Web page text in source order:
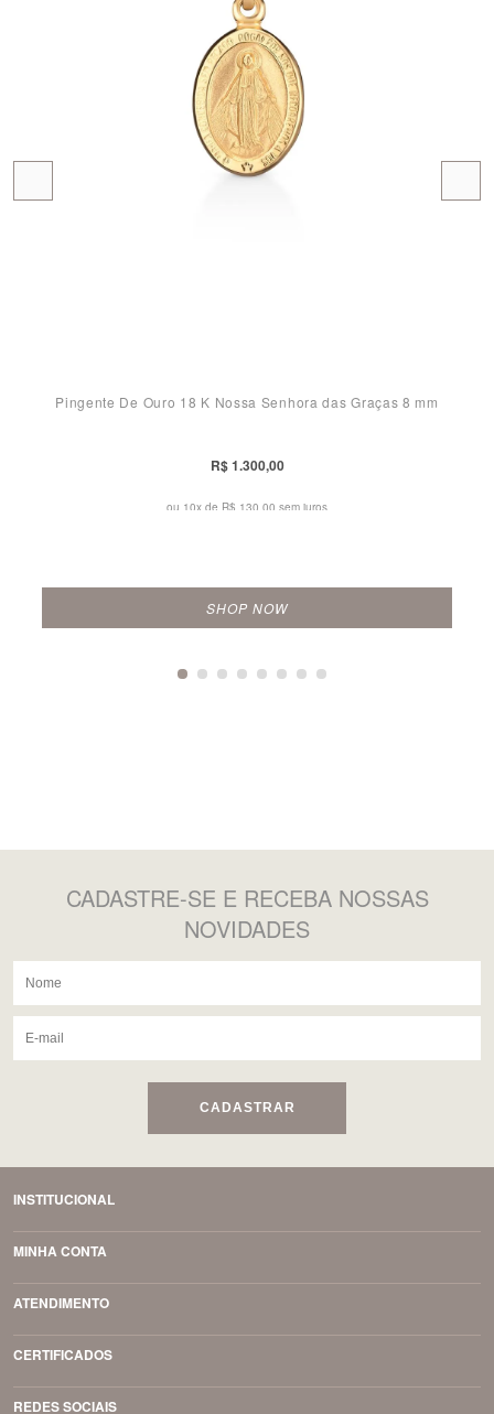
Pingente De Ouro 18 K Nossa Senhora das Graças 8 mm
R$ 1.300,00
ou 10x de R$ 130,00 sem juros
SHOP NOW
CADASTRE-SE E RECEBA NOSSAS
NOVIDADES
CADASTRAR
INSTITUCIONAL
MINHA CONTA
ATENDIMENTO
CERTIFICADOS
REDES SOCIAIS